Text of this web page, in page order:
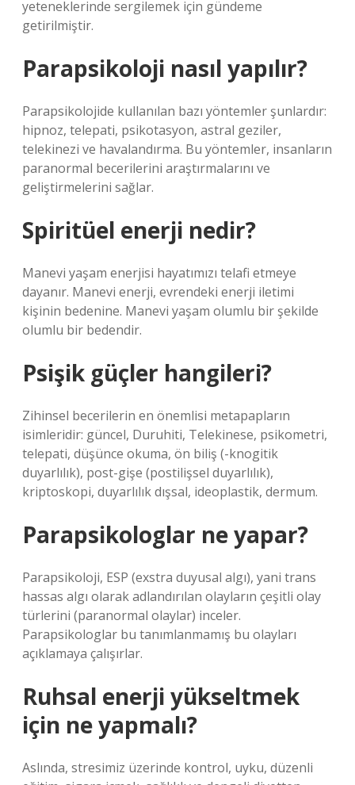
yeteneklerinde sergilemek için gündeme
getirilmiştir.
Parapsikoloji nasıl yapılır?
Parapsikolojide kullanılan bazı yöntemler şunlardır:
hipnoz, telepati, psikotasyon, astral geziler,
telekinezi ve havalandırma. Bu yöntemler, insanların
paranormal becerilerini araştırmalarını ve
geliştirmelerini sağlar.
Spiritüel enerji nedir?
Manevi yaşam enerjisi hayatımızı telafi etmeye
dayanır. Manevi enerji, evrendeki enerji iletimi
kişinin bedenine. Manevi yaşam olumlu bir şekilde
olumlu bir bedendir.
Psişik güçler hangileri?
Zihinsel becerilerin en önemlisi metapapların
isimleridir: güncel, Duruhiti, Telekinese, psikometri,
telepati, düşünce okuma, ön biliş (-knogitik
duyarlılık), post-gişe (postilişsel duyarlılık),
kriptoskopi, duyarlılık dışsal, ideoplastik, dermum.
Parapsikologlar ne yapar?
Parapsikoloji, ESP (exstra duyusal algı), yani trans
hassas algı olarak adlandırılan olayların çeşitli olay
türlerini (paranormal olaylar) inceler.
Parapsikologlar bu tanımlanmamış bu olayları
açıklamaya çalışırlar.
Ruhsal enerji yükseltmek
için ne yapmalı?
Aslında, stresimiz üzerinde kontrol, uyku, düzenli